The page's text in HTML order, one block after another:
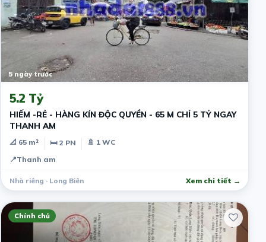
5 ngày trước
5.2 Tỷ
HIẾM -RẺ - HÀNG KÍN ĐỘC QUYỀN - 65 M CHỈ 5 TỶ NGAY
THANH AM
📐 65 m² 🛏 2 PN
🚿 1 WC
📍Thanh am
Nhà riêng · Long Biên Xem chi tiết →
Chính chủ